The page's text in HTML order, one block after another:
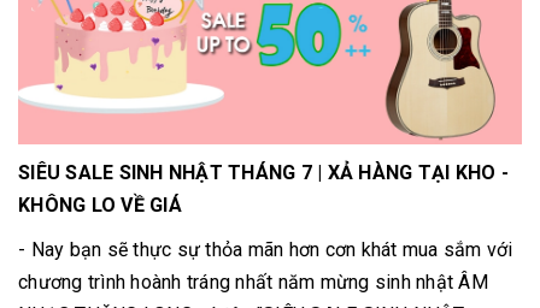
SIÊU SALE SINH NHẬT THÁNG 7 | XẢ HÀNG TẠI KHO -
KHÔNG LO VỀ GIÁ
- Nay bạn sẽ thực sự thỏa mãn hơn cơn khát mua sắm với
chương trình hoành tráng nhất năm mừng sinh nhật ÂM